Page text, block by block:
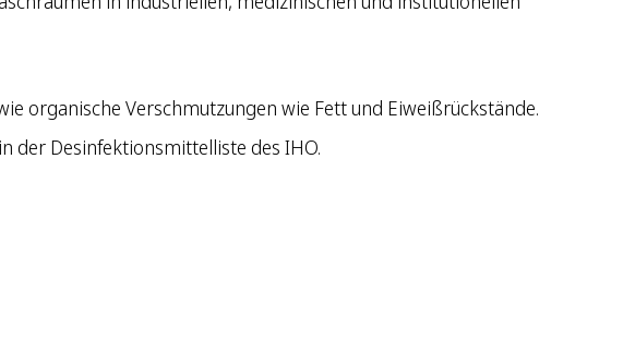
organische Verschmutzungen wie Fett und Eiweißrückstände.
der Desinfektionsmittelliste des IHO.